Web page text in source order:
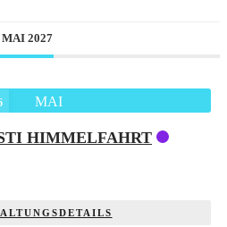
MAI 2027
MAI
HIMMELFAHRT